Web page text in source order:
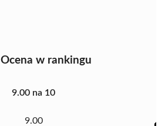
Ocena w rankingu
9.00 na 10
9.00